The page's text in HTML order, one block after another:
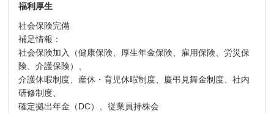
福利厚生
社会保険完備
補足情報：
社会保険加入（健康保険、厚生年金保険、雇用保険、労災保
険、介護保険）、
介護休暇制度、産休・育児休暇制度、慶弔見舞金制度、社内
研修制度、
確定拠出年金（DC）、従業員持株会